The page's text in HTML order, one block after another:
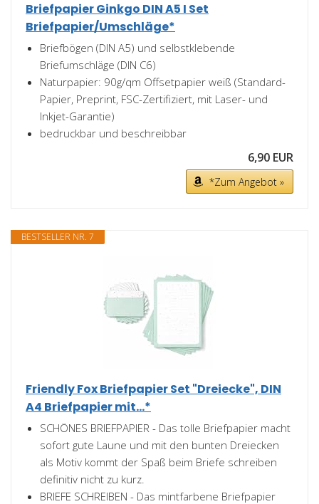
Briefpapier Ginkgo DIN A5 I Set
Briefpapier/Umschläge*
Briefbögen (DIN A5) und selbstklebende
Briefumschläge (DIN C6)
Naturpapier: 90g/qm Offsetpapier weiß (Standard-
Papier, Preprint, FSC-Zertifiziert, mit Laser- und
Inkjet-Garantie)
bedruckbar und beschreibbar
6,90 EUR
*Zum Angebot »
BESTSELLER NR. 7
Friendly Fox Briefpapier Set "Dreiecke", DIN
A4 Briefpapier mit...*
SCHÖNES BRIEFPAPIER - Das tolle Briefpapier macht
sofort gute Laune und mit den bunten Dreiecken
als Motiv kommt der Spaß beim Briefe schreiben
definitiv nicht zu kurz.
BRIEFE SCHREIBEN - Das mintfarbene Briefpapier